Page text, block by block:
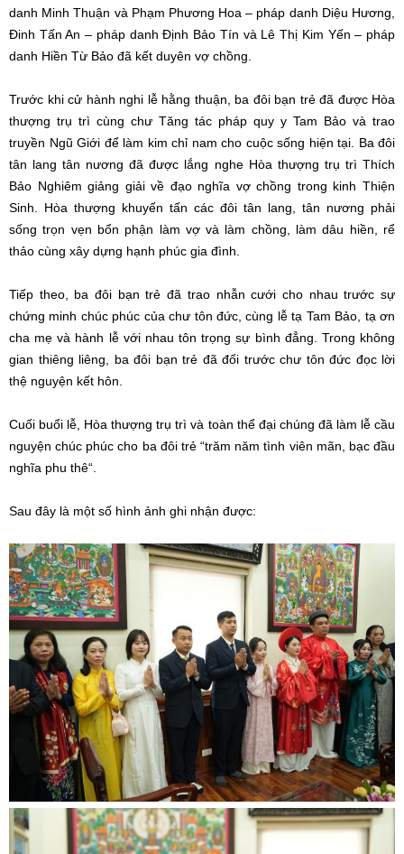
danh Minh Thuận và Phạm Phương Hoa – pháp danh Diệu Hương,
Đinh Tấn An – pháp danh Định Bảo Tín và Lê Thị Kim Yến – pháp
danh Hiền Từ Bảo đã kết duyên vợ chồng.
Trước khi cử hành nghi lễ hằng thuận, ba đôi bạn trẻ đã được Hòa
thượng trụ trì cùng chư Tăng tác pháp quy y Tam Bảo và trao
truyền Ngũ Giới để làm kim chỉ nam cho cuộc sống hiện tại. Ba đôi
tân lang tân nương đã được lắng nghe Hòa thượng trụ trì Thích
Bảo Nghiêm giảng giải về đạo nghĩa vợ chồng trong kinh Thiện
Sinh. Hòa thượng khuyến tấn các đôi tân lang, tân nương phải
sống trọn vẹn bổn phận làm vợ và làm chồng, làm dâu hiền, rể
thảo cùng xây dựng hạnh phúc gia đình.
Tiếp theo, ba đôi bạn trẻ đã trao nhẫn cưới cho nhau trước sự
chứng minh chúc phúc của chư tôn đức, cùng lễ tạ Tam Bảo, tạ ơn
cha mẹ và hành lễ với nhau tôn trọng sự bình đẳng. Trong không
gian thiêng liêng, ba đôi bạn trẻ đã đối trước chư tôn đức đọc lời
thệ nguyện kết hôn.
Cuối buổi lễ, Hòa thượng trụ trì và toàn thể đại chúng đã làm lễ cầu
nguyện chúc phúc cho ba đôi trẻ “trăm năm tình viên mãn, bạc đầu
nghĩa phu thê“.
Sau đây là một số hình ảnh ghi nhận được: